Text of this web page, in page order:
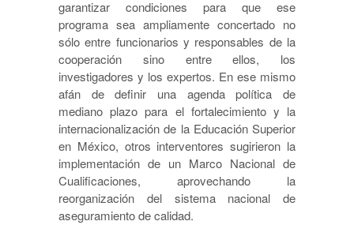
garantizar condiciones para que ese
programa sea ampliamente concertado no
sólo entre funcionarios y responsables de la
cooperación sino entre ellos, los
investigadores y los expertos. En ese mismo
afán de definir una agenda política de
mediano plazo para el fortalecimiento y la
internacionalización de la Educación Superior
en México, otros interventores sugirieron la
implementación de un Marco Nacional de
Cualificaciones, aprovechando la
reorganización del sistema nacional de
aseguramiento de calidad.